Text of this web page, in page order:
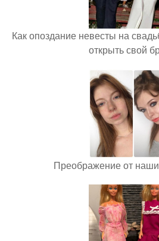
Как опоздание невесты на
открыть свой
Преображение от